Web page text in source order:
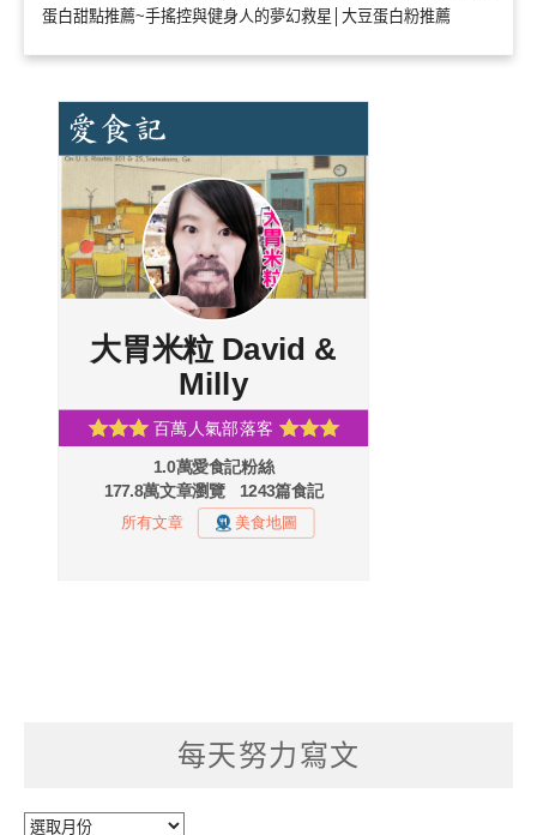
蛋白甜點推薦~手搖控與健身人的夢幻救星│大豆蛋白粉推薦
每天努力寫文
每